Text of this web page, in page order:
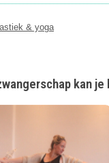
& yoga
kan